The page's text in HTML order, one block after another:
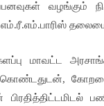
வழங்கும்
மாவட்ட
கொண்டதுடன்,
பிரதித்திட்டமிடல்